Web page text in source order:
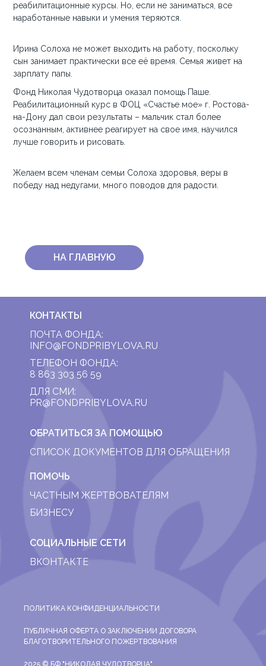
реабилитационные курсы. Но, если не заниматься, все
наработанные навыки и умения теряются.
Ирина Солоха не может выходить на работу, поскольку
сын занимает практически все её время. Семья живет на
зарплату папы.
Фонд Николая Чудотворца оказал помощь Паше.
Реабилитационный курс в ФОЦ «Счастье мое» г. Ростова-
на-Дону дал свои результаты – мальчик стал более
осознанным, активнее реагирует на свое имя, научился
лучше говорить и рисовать.
Желаем всем членам семьи Солоха здоровья, веры в
победу над недугами, много поводов для радости.
НА ГЛАВНУЮ
КОНТАКТЫ
ПОЧТА ФОНДА:
INFO@FONDPRIBYLOVA.RU
ТЕЛЕФОН ФОНДА:
8 863 303 56 59
ДЛЯ СМИ:
PR@FONDPRIBYLOVA.RU
ОБРАТИТЬСЯ ЗА ПОМОЩЬЮ
СПИСОК ДОКУМЕНТОВ ДЛЯ ОБРАЩЕНИЯ
ПОМОЧЬ
ЧАСТНЫМ ЖЕРТВОВАТЕЛЯМ
БИЗНЕСУ
СОЦИАЛЬНЫЕ СЕТИ
ВКОНТАКТЕ
ПОЛИТИКА КОНФИДЕНЦИАЛЬНОСТИ
ПУБЛИЧНАЯ ОФЕРТА О ЗАКЛЮЧЕНИИ ДОГОВОРА
БЛАГОТВОРИТЕЛЬНОГО ПОЖЕРТВОВАНИЯ
2025 © БФ "НИКОЛАЯ ЧУДОТВОРЦА"